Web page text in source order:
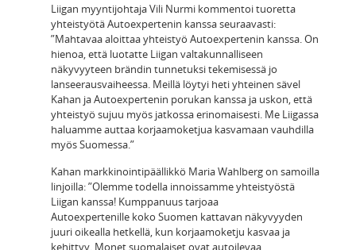
Liigan myyntijohtaja Vili Nurmi kommentoi tuoretta
yhteistyötä Autoexpertenin kanssa seuraavasti:
”Mahtavaa aloittaa yhteistyö Autoexpertenin kanssa. On
hienoa, että luotatte Liigan valtakunnalliseen
näkyvyyteen brändin tunnetuksi tekemisessä jo
lanseerausvaiheessa. Meillä löytyi heti yhteinen sävel
Kahan ja Autoexpertenin porukan kanssa ja uskon, että
yhteistyö sujuu myös jatkossa erinomaisesti. Me Liigassa
haluamme auttaa korjaamoketjua kasvamaan vauhdilla
myös Suomessa.”
Kahan markkinointipäällikkö Maria Wahlberg on samoilla
linjoilla: ”Olemme todella innoissamme yhteistyöstä
Liigan kanssa! Kumppanuustarjoaa
Autoexpertenille koko Suomen kattavan näkyvyyden
juuri oikealla hetkellä, kun korjaamoketju kasvaa ja
kehittyy. Monet suomalaiset ovat autoilevaa